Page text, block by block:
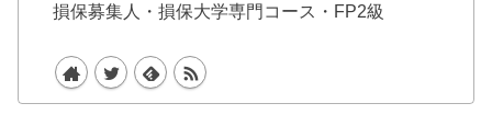
損保募集人・損保大学専門コース・FP2級